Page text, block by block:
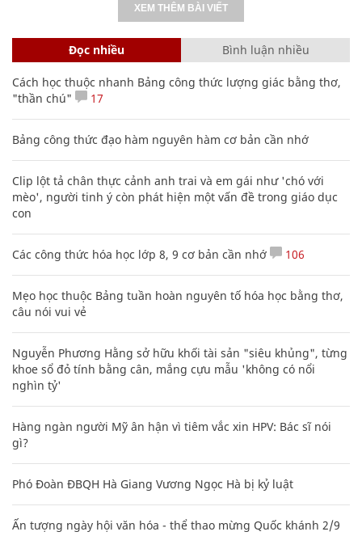
XEM THÊM BÀI VIẾT
Đọc nhiều Bình luận nhiều
Cách học thuộc nhanh Bảng công thức lượng giác bằng thơ,
"thần chú"
17
Bảng công thức đạo hàm nguyên hàm cơ bản cần nhớ
Clip lột tả chân thực cảnh anh trai và em gái như 'chó với
mèo', người tinh ý còn phát hiện một vấn đề trong giáo dục
con
Các công thức hóa học lớp 8, 9 cơ bản cần nhớ 106
Mẹo học thuộc Bảng tuần hoàn nguyên tố hóa học bằng thơ,
câu nói vui vẻ
Nguyễn Phương Hằng sở hữu khối tài sản "siêu khủng", từng
khoe sổ đỏ tính bằng cân, mắng cựu mẫu 'không có nổi
nghìn tỷ'
Hàng ngàn người Mỹ ân hận vì tiêm vắc xin HPV: Bác sĩ nói
gì?
Phó Đoàn ĐBQH Hà Giang Vương Ngọc Hà bị kỷ luật
Ấn tượng ngày hội văn hóa - thể thao mừng Quốc khánh 2/9